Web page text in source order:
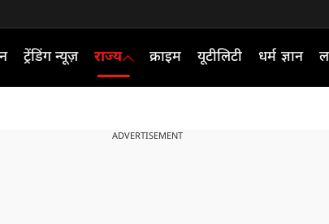
ट्रेंडिंग न्यूज़ राज्य क्राइम यूटीलिटी धर्म ज्ञान
ADVERTISEMENT